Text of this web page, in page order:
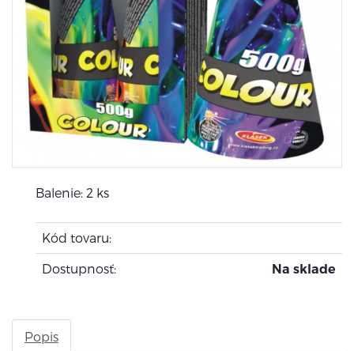
Balenie: 2 ks
Kód tovaru:
Dostupnosť: Na sklade
Popis